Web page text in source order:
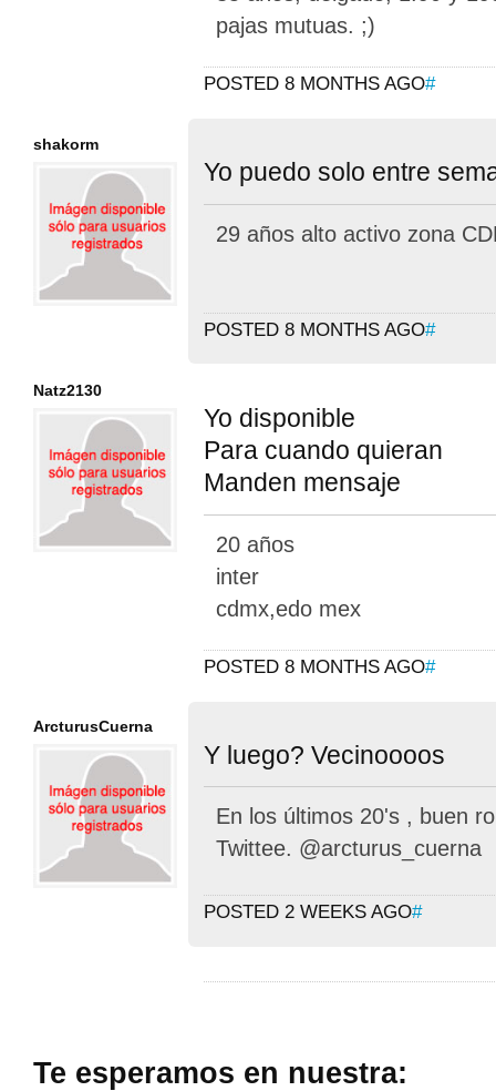
pajas mutuas. ;)
POSTED 8 MONTHS AGO#
shakorm
Yo puedo solo entre
29 años alto activo zona
POSTED 8 MONTHS AGO#
Natz2130
Yo disponible
Para cuando quieran
Manden mensaje
20 años
inter
cdmx,edo mex
POSTED 8 MONTHS AGO#
ArcturusCuerna
Y luego? Vecinoooos
En los últimos 20's , buen
Twittee. @arcturus_cuerna
POSTED 2 WEEKS AGO#
Te esperamos en nuestra: